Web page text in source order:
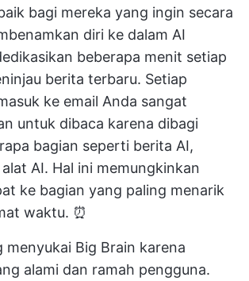
bagi mereka yang ingin secara
diri ke dalam AI
beberapa menit setiap
berita terbaru. Setiap
ke email Anda sangat
untuk dibaca karena dibagi
bagian seperti berita AI,
AI. Hal ini memungkinkan
ke bagian yang paling menarik
waktu. ⏰
menyukai Big Brain karena
alami dan ramah pengguna.